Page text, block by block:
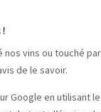
!
vins ou touché par
de le savoir.
Google en utilisant le